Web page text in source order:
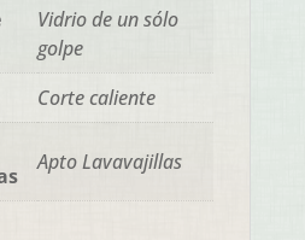
Vidrio de un sólo
golpe
Corte caliente
Apto Lavavajillas